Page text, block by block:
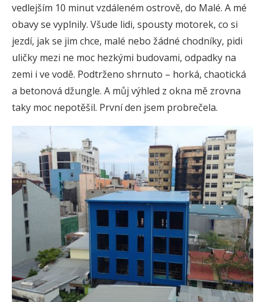
vedlejším 10 minut vzdáleném ostrově, do Malé. A mé
obavy se vyplnily. Všude lidi, spousty motorek, co si
jezdí, jak se jim chce, malé nebo žádné chodníky, pidi
uličky mezi ne moc hezkými budovami, odpadky na
zemi i ve vodě. Podtrženo shrnuto – horká, chaotická
a betonová džungle. A můj výhled z okna mě zrovna
taky moc nepotěšil. První den jsem probrečela.